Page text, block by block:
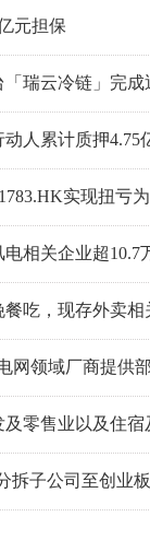
元担保
瑞云冷链」完
人累计质押4.75
实现扭亏
相关企业超10.7
吃，现存外卖相
网领域厂商提供
零售业以及住
拆子公司至创业